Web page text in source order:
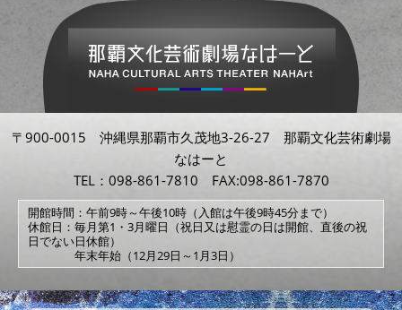
〒900-0015 沖縄県那覇市久茂地3-26-27 那覇文化芸術劇場
なはーと
TEL：098-861-7810 FAX:098-861-7870
開館時間：午前9時～午後10時（入館は午後9時45分まで）
休館日：毎月第1・3月曜日（祝日又は慰霊の日は開館、直後の祝
日でない日休館）
年末年始（12月29日～1月3日）